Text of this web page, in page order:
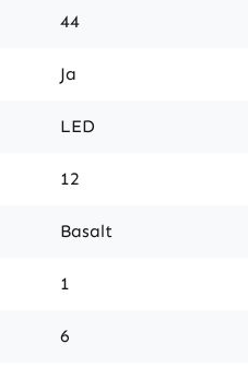
44
Ja
LED
12
Basalt
1
6